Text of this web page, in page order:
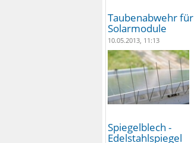
Taubenabwehr für
Solarmodule
10.05.2013, 11:13
Spiegelblech -
Edelstahlspiegel